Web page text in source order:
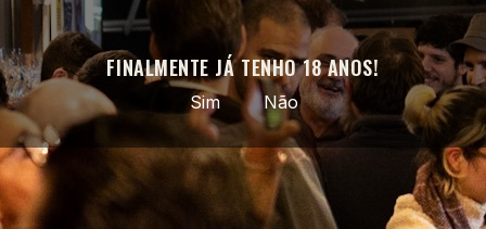
Cerveja artesanal selecionada · do nacional ao mundo ·
entregas em todo o país
FINALMENTE JÁ TENHO 18 ANOS!
Sim Não